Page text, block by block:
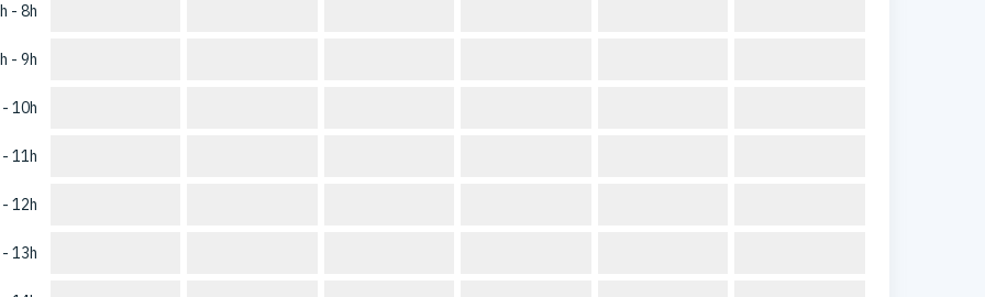
- 8h
- 9h
10h
11h
12h
13h